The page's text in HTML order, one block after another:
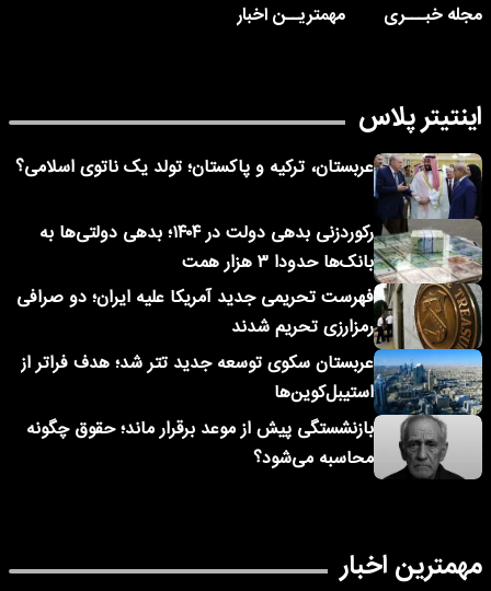
مجله خبـــری
مهمتریــن اخبار
اینتیتر پلاس
عربستان، ترکیه و پاکستان؛ تولد یک ناتوی اسلامی؟
رکوردزنی بدهی دولت در ۱۴۰۴؛ بدهی دولتی‌ها به
بانک‌ها حدودا ۳ هزار همت
فهرست تحریمی جدید آمریکا علیه ایران؛ دو صرافی
رمزارزی تحریم شدند
عربستان سکوی توسعه جدید تتر شد؛ هدف فراتر از
استیبل‌کوین‌ها
بازنشستگی پیش از موعد برقرار ماند؛ حقوق چگونه
محاسبه می‌شود؟
مهمترین اخبار